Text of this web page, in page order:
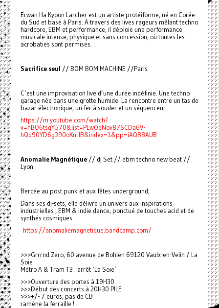
Erwan Ha Kyoon Larcher est un artiste protéiforme, né en Corée
du Sud et basé à Paris. À travers des lives rageurs mêlant techno
hardcore, EBM et performance, il déploie une performance
musicale intense, physique et sans concession, où toutes les
acrobaties sont permises.
Sacrifice seul // BOM BOM MACHINE //Paris
C’est une improvisation live d’une durée indéfinie. Une techno
garage née dans une grotte humide. La rencontre entre un tas de
bazar électronique, un fer à souder et un séquenceur.
https://m.youtube.com/watch?
v=hBO6tsgY570&list=PLwOeNov87SCDa6V-
hQq90YD6g390oKnHB&index=1&pp=iAQB8AUB
Anomalie Magnétique// dj Set // ebm techno new beat //
Lyon
Bercée au post punk et aux fêtes underground,
Dans ses dj-sets, elle délivre un univers aux inspirations
industrielles , EBM & indie dance, ponctué de touches acid et de
synthés cosmiques.
https://anomaliemagnetique.bandcamp.com/
>>>Grrrnd Zero, 60 avenue de Bohlen 69120 Vaulx-en-Velin / La
Soie
Métro A & Tram T3 : arrêt ‘La Soie’
>>>Ouverture des portes à 19H30
>>>Début des concerts à 20H30 PILE
>>>+/- 7 euros, pas de CB
ramène la ferraille !